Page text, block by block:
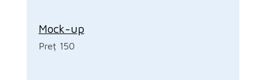
Mock-up
Preț 150